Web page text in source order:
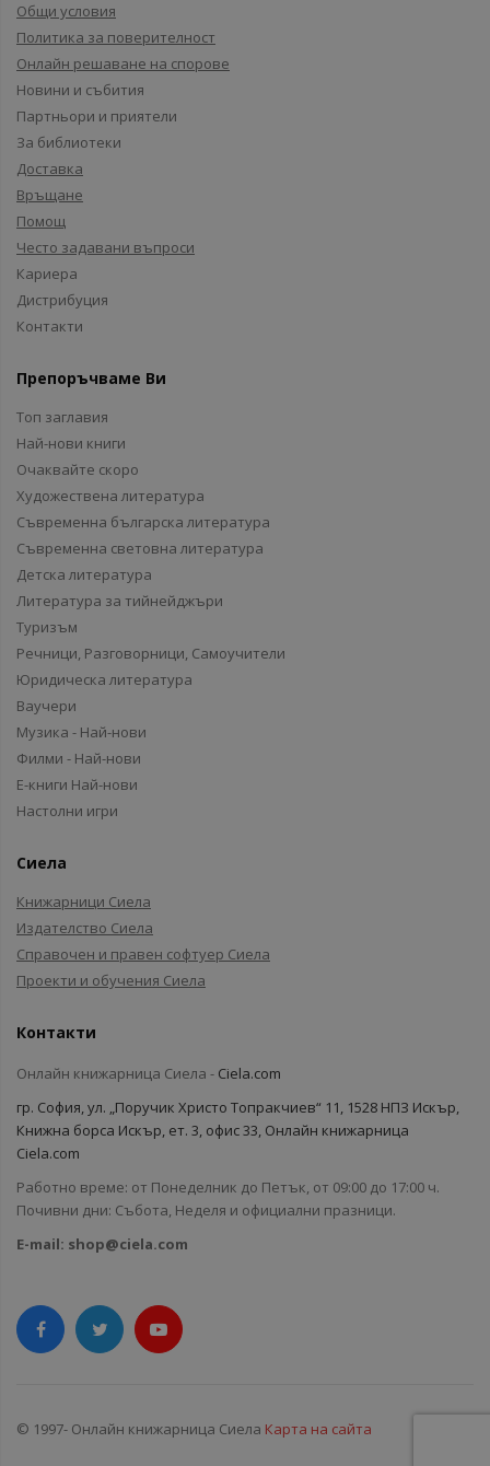
Общи условия
Политика за поверителност
Онлайн решаване на спорове
Новини и събития
Партньори и приятели
За библиотеки
Доставка
Връщане
Помощ
Често задавани въпроси
Кариера
Дистрибуция
Контакти
Препоръчваме Ви
Топ заглавия
Най-нови книги
Очаквайте скоро
Художествена литература
Съвременна българска литература
Съвременна световна литература
Детска литература
Литература за тийнейджъри
Туризъм
Речници, Разговорници, Самоучители
Юридическа литература
Ваучери
Музика - Най-нови
Филми - Най-нови
Е-книги Най-нови
Настолни игри
Сиела
Книжарници Сиела
Издателство Сиела
Справочен и правен софтуер Сиела
Проекти и обучения Сиела
Контакти
Онлайн книжарница Сиела - Ciela.com
гр. София, ул. „Поручик Христо Топракчиев“ 11, 1528 НПЗ Искър,
Книжна борса Искър, ет. 3, офис 33, Онлайн книжарница
Ciela.com
Работно време: от Понеделник до Петък, от 09:00 до 17:00 ч.
Почивни дни: Събота, Неделя и официални празници.
E-mail: shop@ciela.com
© 1997- Онлайн книжарница Сиела Карта на сайта